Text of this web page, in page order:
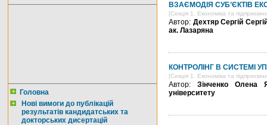
Головна
Нові вимоги до публікацій
результатів кандидатських та
докторських дисертацій
ВЗАЄМОДІЯ СУБ’ЄКТІВ
[Секція 1. Економіка та
Автор: Дехтяр Сергій
ак. Лазаряна
КОНТРОЛІНГ В СИСТЕМІ
[Секція 1. Економіка та
Автор: Зінченко Олена
університету